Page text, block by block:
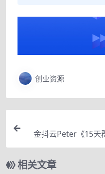
创业资源
金抖云Peter《15天
相关文章